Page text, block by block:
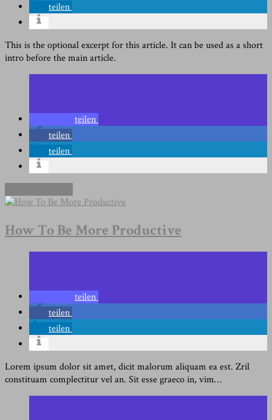
teilen
This is the optional excerpt for this article. It can be used as a short
intro before the main article.
teilen
teilen
teilen
How To Be More Productive
teilen
teilen
teilen
Lorem ipsum dolor sit amet, dicit malorum aliquam ea est. Zril
constituam complectitur vel an. Sit esse graeco in, vim…